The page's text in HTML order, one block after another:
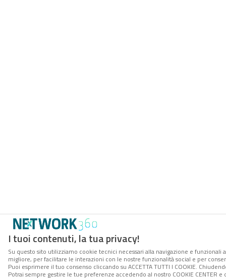
I tuoi contenuti, la tua privacy!
Su questo sito utilizziamo cookie tecnici necessari alla navigazione e
migliore, per facilitare le interazioni con le nostre funzionalità social e per
Puoi esprimere il tuo consenso cliccando su ACCETTA TUTTI I COOKIE.
Potrai sempre gestire le tue preferenze accedendo al nostro COOKIE